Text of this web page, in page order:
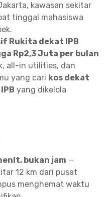
kawasan sekitar
tinggal mahasiswa
Rukita dekat IPB
Rp2,3 Juta per bulan
all-in utilities, dan
yang cari kos dekat
yang dikelola
bukan jam —
12 km dari pusat
menghemat waktu